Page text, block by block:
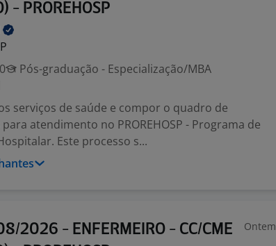
- PROREHOSP
Pós-graduação - Especialização/MBA
serviços de saúde e compor o quadro de
atendimento no PROREHOSP - Programa de
Este processo s...
2026 - ENFERMEIRO - CC/CME
Ontem